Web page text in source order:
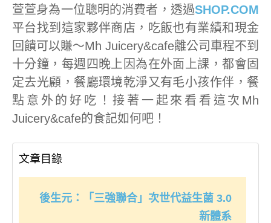
萱萱身為一位聰明的消費者，透過SHOP.COM
平台找到這家夥伴商店，吃飯也有業績和現金
回饋可以賺～Mh Juicery&cafe離公司車程不到
十分鐘，每週四晚上因為在外面上課，都會固
定去光顧，餐廳環境乾淨又有毛小孩作伴，餐
點意外的好吃！接著一起來看看這次Mh
Juicery&cafe的食記如何吧！
文章目錄
後生元：「三強聯合」次世代益生菌 3.0
新體系